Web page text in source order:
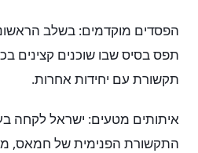
הפסדים מוקדמים: בשלב
תפס בסיס שבו שוכנים קצינים
תקשורת עם יחידות אחרות.
איתותים מטעים: ישראל לקחה
התקשורת הפנימית של חמאס,